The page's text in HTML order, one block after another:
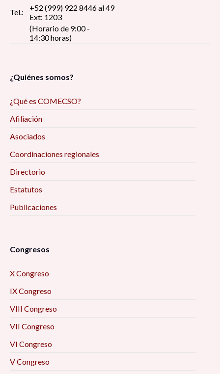
Tel.:
+52 (999) 922 8446 al 49
Ext: 1203
(Horario de 9:00 -
14:30 horas)
¿Quiénes somos?
¿Qué es COMECSO?
Afiliación
Asociados
Coordinaciones regionales
Directorio
Estatutos
Publicaciones
Congresos
X Congreso
IX Congreso
VIII Congreso
VII Congreso
VI Congreso
V Congreso